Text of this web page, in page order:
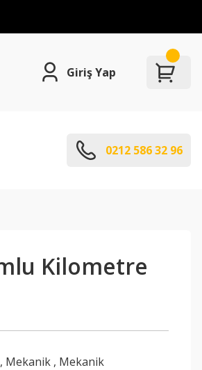
Giriş Yap
0212 586 32 96
Kilometre
, Mekanik , Mekanik